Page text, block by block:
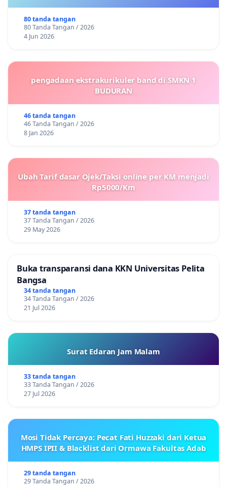
80 tanda tangan
80 Tanda Tangan / 2026
4 Jun 2026
pengadaan ekstrakurikuler band di SMKN 1
BUDURAN
46 tanda tangan
46 Tanda Tangan / 2026
8 Jan 2026
Ubah Tarif dasar Ojek/Taksi online per KM menjadi
Rp5000/Km
37 tanda tangan
37 Tanda Tangan / 2026
29 May 2026
Buka transparansi dana KKN Universitas Pelita
Bangsa
34 tanda tangan
34 Tanda Tangan / 2026
21 Jul 2026
Surat Edaran Jam Malam
33 tanda tangan
33 Tanda Tangan / 2026
27 Jul 2026
Mosi Tidak Percaya: Pecat Fati Huzzaki dari Ketua
HMPS IPII & Blacklist dari Ormawa Fakultas Adab
29 tanda tangan
29 Tanda Tangan / 2026